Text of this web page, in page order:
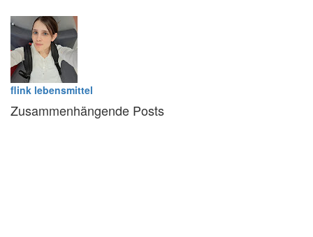
flink lebensmittel
Zusammenhängende Posts